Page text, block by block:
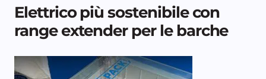
Elettrico più sostenibile con
range extender per le barche